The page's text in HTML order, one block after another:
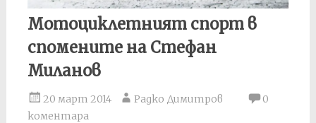
Мотоциклетният спорт в
спомените на Стефан
Миланов
20 март 2014 Радко Димитров
0
коментара